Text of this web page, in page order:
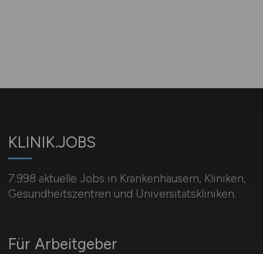
KLINIK.JOBS
7.998 aktuelle Jobs in Krankenhäusern, Kliniken,
Gesundheitszentren und Universitätskliniken.
Für Arbeitgeber